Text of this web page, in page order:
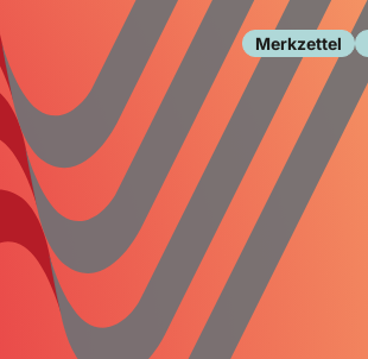
Merkzettel
Leben
Familie
Freizeit
Gesundheit
Gesellschaft
Forschung
Migration
Polizei